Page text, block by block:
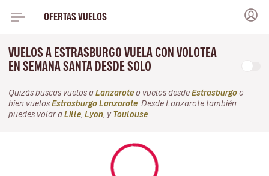
OFERTAS VUELOS
VUELOS A ESTRASBURGO VUELA CON VOLOTEA
EN SEMANA SANTA DESDE SOLO
Quizás buscas vuelos a Lanzarote o vuelos desde Estrasburgo o
bien vuelos Estrasburgo Lanzarote . Desde Lanzarote también
puedes volar a Lille Lyon , y Toulouse